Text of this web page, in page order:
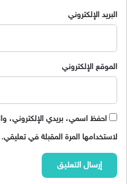
البريد الإلكتروني
الموقع الإلكتروني
احفظ اسمي، بريدي الإلكتروني،
لاستخدامها المرة المقبلة في تعليقي.